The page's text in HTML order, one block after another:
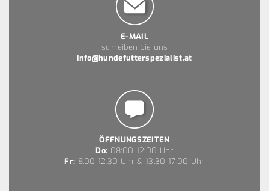
E-MAIL
schreiben Sie uns
info@hundefutterspezialist.at
ÖFFNUNGSZEITEN
Do: 08:00-12:00 Uhr
Fr: 8:00-12:30 Uhr & 13:30-17:00 Uhr